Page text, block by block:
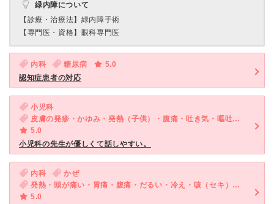
緑内障について
【診療・治療法】 緑内障手術
【専門医・資格】 眼科専門医
内科 糖尿病
5.0
認知症患者の対応
小児科
皮膚の発疹・かゆみ・発熱（子供）・腹痛・吐き気・嘔吐（子供）・発疹（子供）
5.0
小児科の先生が優しくて話しやすい。
内科
かぜ
発熱・頭が痛い・胃痛・腹痛・だるい・冷え・咳（セキ）・喉が痛い・吐き気・嘔吐・食欲不振・体調不良・急性の下痢
5.0